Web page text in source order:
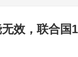
效，联合国